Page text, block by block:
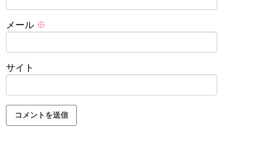
メール ※
サイト